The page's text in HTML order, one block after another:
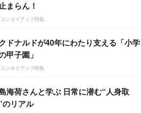
まらん！
ンタイアップ特集
ドナルドが40年にわたり支える「小学
甲子園」
ンタイアップ特集
海荷さんと学ぶ 日常に潜む“人身取
のリアル